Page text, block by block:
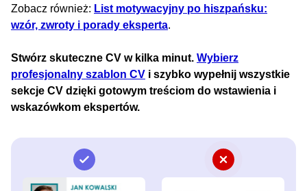
Zobacz również: List motywacyjny po hiszpańsku:
wzór, zwroty i porady eksperta.
Stwórz skuteczne CV w kilka minut. Wybierz
profesjonalny szablon CV i szybko wypełnij wszystkie
sekcje CV dzięki gotowym treściom do wstawienia i
wskazówkom ekspertów.